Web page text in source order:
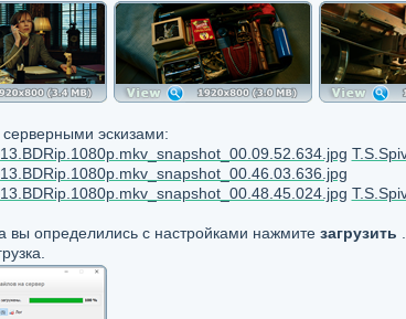
серверными эскизами:
вы определились с настройками нажмите загрузить